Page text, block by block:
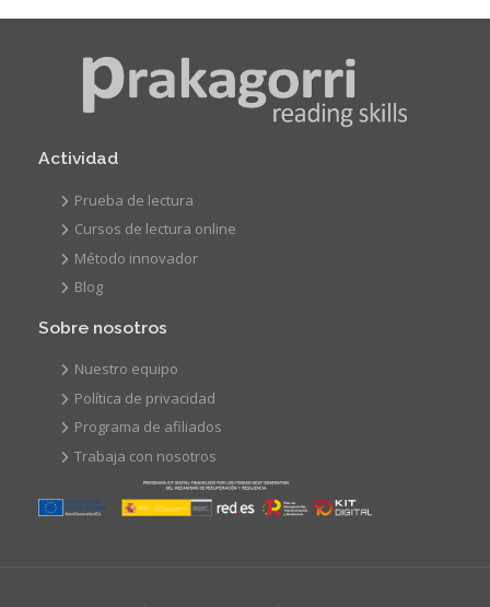
Actividad
Prueba de lectura
Cursos de lectura online
Método innovador
Blog
Sobre nosotros
Nuestro equipo
Política de privacidad
Programa de afiliados
Trabaja con nosotros